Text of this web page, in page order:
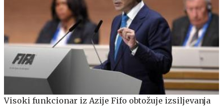
Visoki funkcionar iz Azije Fifo obtožuje izsiljevanja